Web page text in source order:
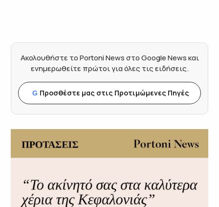
Ακολουθήστε το Portoni News στο Google News και
ενημερωθείτε πρώτοι για όλες τις ειδήσεις.
G Προσθέστε μας στις Προτιμώμενες Πηγές